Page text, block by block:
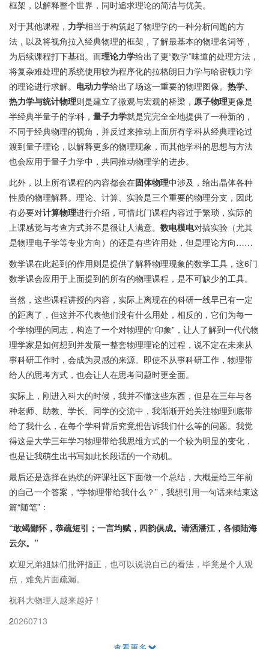
框架，以解释整个世界，同时追求理论的简洁与优美。
对于其他课程， 力学相当于构筑起了物理学的一种分析问题的方
法，以及将视角拉入经典物理的框架，了解最基本的物理名词等，
为后续课程打下基础。而理论力学给出了更“数学”味道的处理方法，
将复杂难处理的系统使用较为程序化的拉格朗日力学与哈密顿力学
的理论进行求解。 电动力学给出了场这一重要的物理图像。 热学、
热力学与统计物理则是建立了微观与宏观的桥梁， 原子物理更像是
半经典半量子的学科， 量子力学就是完完全全地提供了一种新的，
不同于经典物理的视角，并反过来推动上面所有学科从经典理论过
渡到量子理论，以解释更多的物理现象，而其他学科的思想与方法
也会应用于量子力学中，共同推动物理学的进步。
此外，以上所有课程的内容都会在固体物理中涉及，给出晶体各种
性质的物理解释。理论、计算、实验是三个重要的物理分支，因此
有必要对计算物理进行介绍，可惜此门课程内容过于繁琐，实际的
上课感觉与考查方式并不是很让人满意。 数电模电对搞实验（尤其
是物理电子学等专业方向）的还是有些许用处，但是理论方向……
数学课在此起到的作用则是提供了解释物理现象的数学工具，这6门
数学课会应用于上面提到的所有的物理课程，是不可缺少的工具。
当然，这些课程讲授的内容，实际上离现在的科研一线早已有一定
的距离了，但这并不代表他们没有什么用处，相反的，它们为每一
个学物理的同志，构造了一个对物理的“印象”，让人了解到一代代物
理学家是如何想到并发展一整套物理理论的过程，说不定在未来从
事科研工作时，会成为灵感的来源。即使不从事科研工作，物理带
给人的思考方式，也会让人在思考问题时更全面。
实际上，刚进入科大的时候，我并不懂这些东西，但是在三年与各
种老师、助教、学长、同学的交流中，我渐渐开始关注物理到底带
给了我什么，在每个学科背后究竟想告诉我们什么等的问题。我觉
得这是大学三年学习物理带给我思维方式的一个较为明显的变化，
也是让我萌生出书写如此长段话的一个动机。
最后还是选择在热统的评课社区下面做一个总结，大概是给三年前
的自己一个答案，“学物理带给我什么？”，我想引用一句话来结束这
篇“随笔”：
“敢竭鄙怀，恭疏短引；一言均赋，四韵俱成。请洒潘江，各倾陆海
云尔。”
欢迎兄弟姐妹们批评指正，也可以说说自己的看法，毕竟是个人观
点，难免片面疏漏。
祝科大物理人越来越好！
20260713